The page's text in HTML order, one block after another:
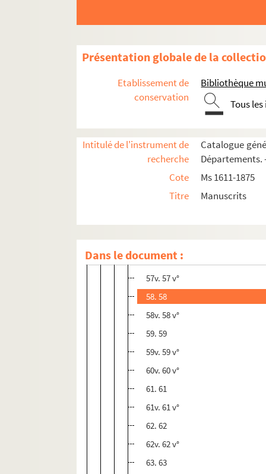
Présentation globale de la
Etablissement de
conservation
Bibliothèque
Tous
Intitulé de l'instrument de
recherche
Catalogue
Départements.
Cote
Ms 1611-1875
Titre
Manuscrits
Dans le document :
50. 50
51. 51
53. 53
57. 57
57v. 57 v°
58. 58
58v. 58 v°
59. 59
59v. 59 v°
60v. 60 v°
61. 61
61v. 61 v°
62. 62
62v. 62 v°
63. 63